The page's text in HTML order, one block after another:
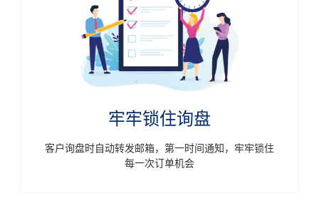
牢牢锁住询盘
客户询盘时自动转发邮箱，第一时间通知，牢牢锁住
每一次订单机会